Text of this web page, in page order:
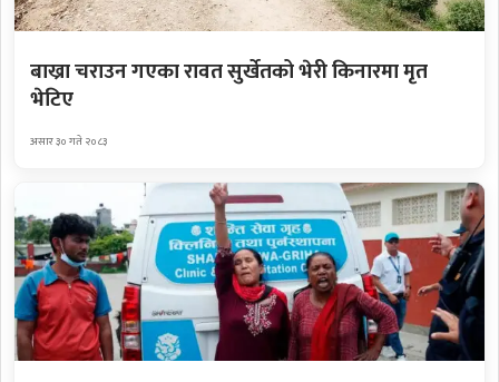
बाख्रा चराउन गएका रावत सुर्खेतको भेरी किनारमा मृत
भेटिए
असार ३० गते २०८३